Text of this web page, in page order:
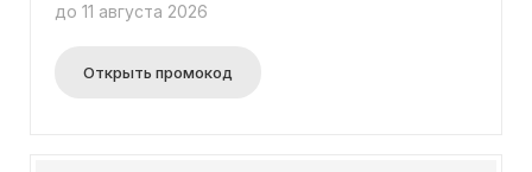
до 11 августа 2026
Открыть промокод